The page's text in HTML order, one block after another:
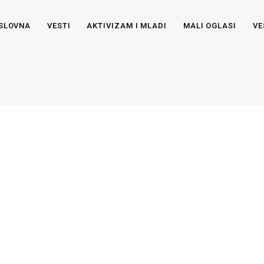
VESTI AKTIVIZAM I MLADI MALI OGLASI